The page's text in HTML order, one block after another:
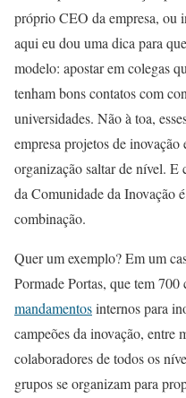
próprio CEO da empresa, ou
aqui eu dou uma dica para
modelo: apostar em colegas
tenham bons contatos com
universidades. Não à toa,
empresa projetos de inovação
organização saltar de nível. E
da Comunidade da Inovação
combinação.
Quer um exemplo? Em um
Pormade Portas, que tem 700
mandamentosinternos para
campeões da inovação, entre
colaboradores de todos os
grupos se organizam para